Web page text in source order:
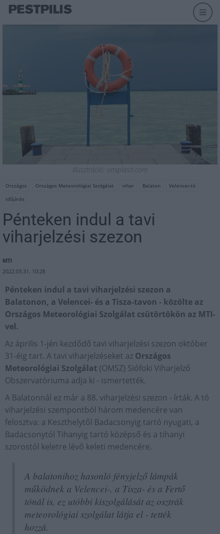
Illusztráció: unsplash.com
Országos Országos Meteorológiai Szolgálat vihar Balaton
Velencei-tó
időjárás
Pénteken indul a tavi
viharjelzési szezon
MTI
2022.03.31. 10:28
Pénteken indul a tavi viharjelzési szezon a
Balatonon, a Velencei- és a Tisza-tavon - közölte az
Országos Meteorológiai Szolgálat csütörtökön az MTI-
vel.
Az április 1-jén kezdődő tavi viharjelzési szezon október
31-éig tart. A tavi viharjelzéseket az Országos
Meteorológiai Szolgálat (OMSZ) Siófoki Viharjelző
Obszervatóriuma adja ki - ismertették.
A Balatonnál ez már a 88. viharjelzési szezon - írták. A tó
viharjelzési szempontból három medencére van
felosztva: a Keszthelytől Badacsonyig tartó nyugati, a
Badacsonytól Tihanyig tartó középső és a tihanyi
szorostól keletre lévő keleti medencére.
A balatonihoz hasonló fényjelző lámpák
működnek a Velencei-, a Tisza- és a Fertő
tónál is, ez utóbbi kiszolgálását az osztrák
meteorológiai szolgálat látja el - tették
hozzá.